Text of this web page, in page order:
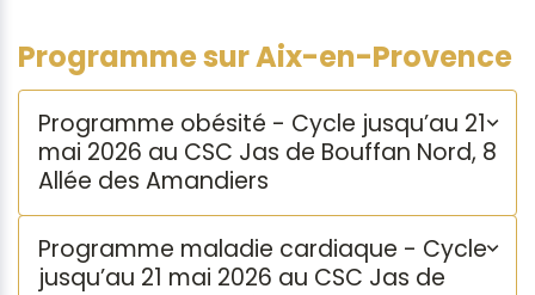
Programme sur Aix-en-Provence
Programme obésité - Cycle jusqu’au 21
mai 2026 au CSC Jas de Bouffan Nord, 8
Allée des Amandiers
Programme maladie cardiaque - Cycle
jusqu’au 21 mai 2026 au CSC Jas de